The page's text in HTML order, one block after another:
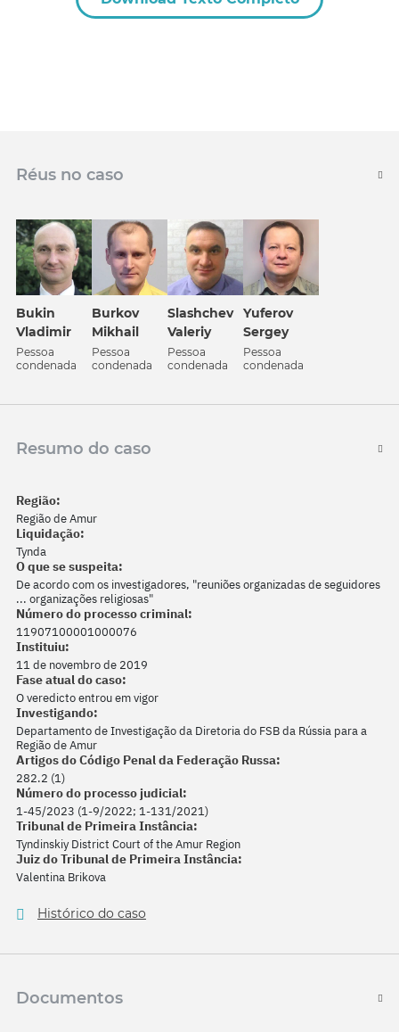
Réus no caso
Bukin
Vladimir
Pessoa
condenada
Burkov
Mikhail
Pessoa
condenada
Slashchev
Valeriy
Pessoa
condenada
Yuferov
Sergey
Pessoa
condenada
Resumo do caso
Região:
Região de Amur
Liquidação:
Tynda
O que se suspeita:
De acordo com os investigadores, "reuniões organizadas de seguidores
... organizações religiosas"
Número do processo criminal:
11907100001000076
Instituiu:
11 de novembro de 2019
Fase atual do caso:
O veredicto entrou em vigor
Investigando:
Departamento de Investigação da Diretoria do FSB da Rússia para a
Região de Amur
Artigos do Código Penal da Federação Russa:
282.2 (1)
Número do processo judicial:
1-45/2023 (1-9/2022; 1-131/2021)
Tribunal de Primeira Instância:
Tyndinskiy District Court of the Amur Region
Juiz do Tribunal de Primeira Instância:
Valentina Brikova
Histórico do caso
Documentos